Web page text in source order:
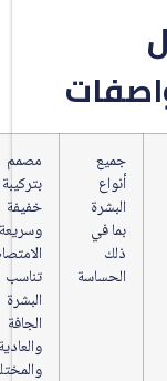
الحساسة
الامتصاص
تناسب
والمختلطة